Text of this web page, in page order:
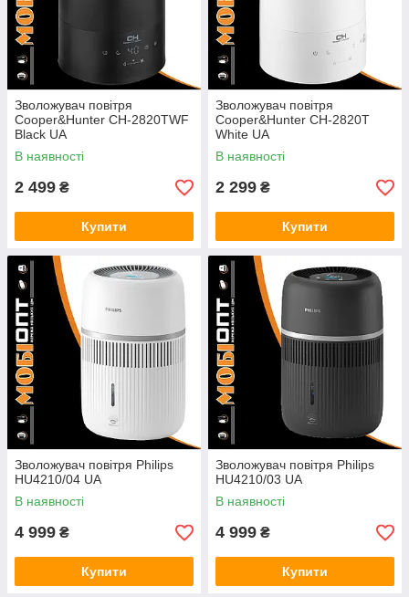
Зволожувач повітря
Cooper&Hunter CH-2820TWF
Black UA
В наявності
2 499 ₴
Купити
Зволожувач повітря
Cooper&Hunter CH-2820T
White UA
В наявності
2 299 ₴
Купити
Зволожувач повітря Philips
HU4210/04 UA
В наявності
4 999 ₴
Купити
Зволожувач повітря Philips
HU4210/03 UA
В наявності
4 999 ₴
Купити